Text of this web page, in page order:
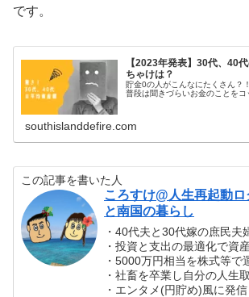
です。
【2023年発表】30代、40
ちゃけは？
貯金0の人がこんなにたくさん？
普段は聞きづらいお金のことをコ
southislanddefire.com
この記事を書いた人
ころすけ@人生再起動
と南国の暮らし
・40代夫と30代嫁の庶民夫
・投資と支出の最適化で資
・5000万円相当を株式等で
・社畜を卒業し自分の人生
・エンタメ(円貯め)風に発信